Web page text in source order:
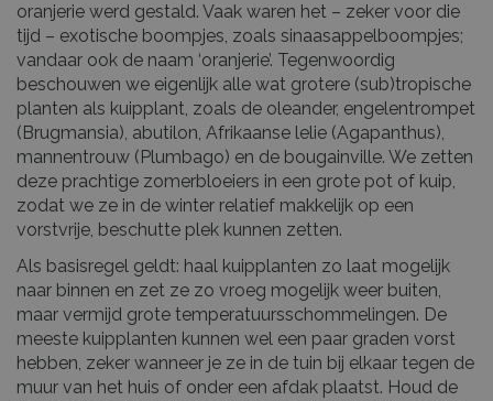
oranjerie werd gestald. Vaak waren het – zeker voor die
tijd – exotische boompjes, zoals sinaasappelboompjes;
vandaar ook de naam ‘oranjerie’. Tegenwoordig
beschouwen we eigenlijk alle wat grotere (sub)tropische
planten als kuipplant, zoals de oleander, engelentrompet
(Brugmansia), abutilon, Afrikaanse lelie (Agapanthus),
mannentrouw (Plumbago) en de bougainville. We zetten
deze prachtige zomerbloeiers in een grote pot of kuip,
zodat we ze in de winter relatief makkelijk op een
vorstvrije, beschutte plek kunnen zetten.
Als basisregel geldt: haal kuipplanten zo laat mogelijk
naar binnen en zet ze zo vroeg mogelijk weer buiten,
maar vermijd grote temperatuursschommelingen. De
meeste kuipplanten kunnen wel een paar graden vorst
hebben, zeker wanneer je ze in de tuin bij elkaar tegen de
muur van het huis of onder een afdak plaatst. Houd de